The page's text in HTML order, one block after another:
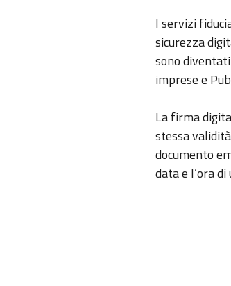
I servizi
sicurezza
sono
imprese e
La firma
stessa
documento
data e l’ora